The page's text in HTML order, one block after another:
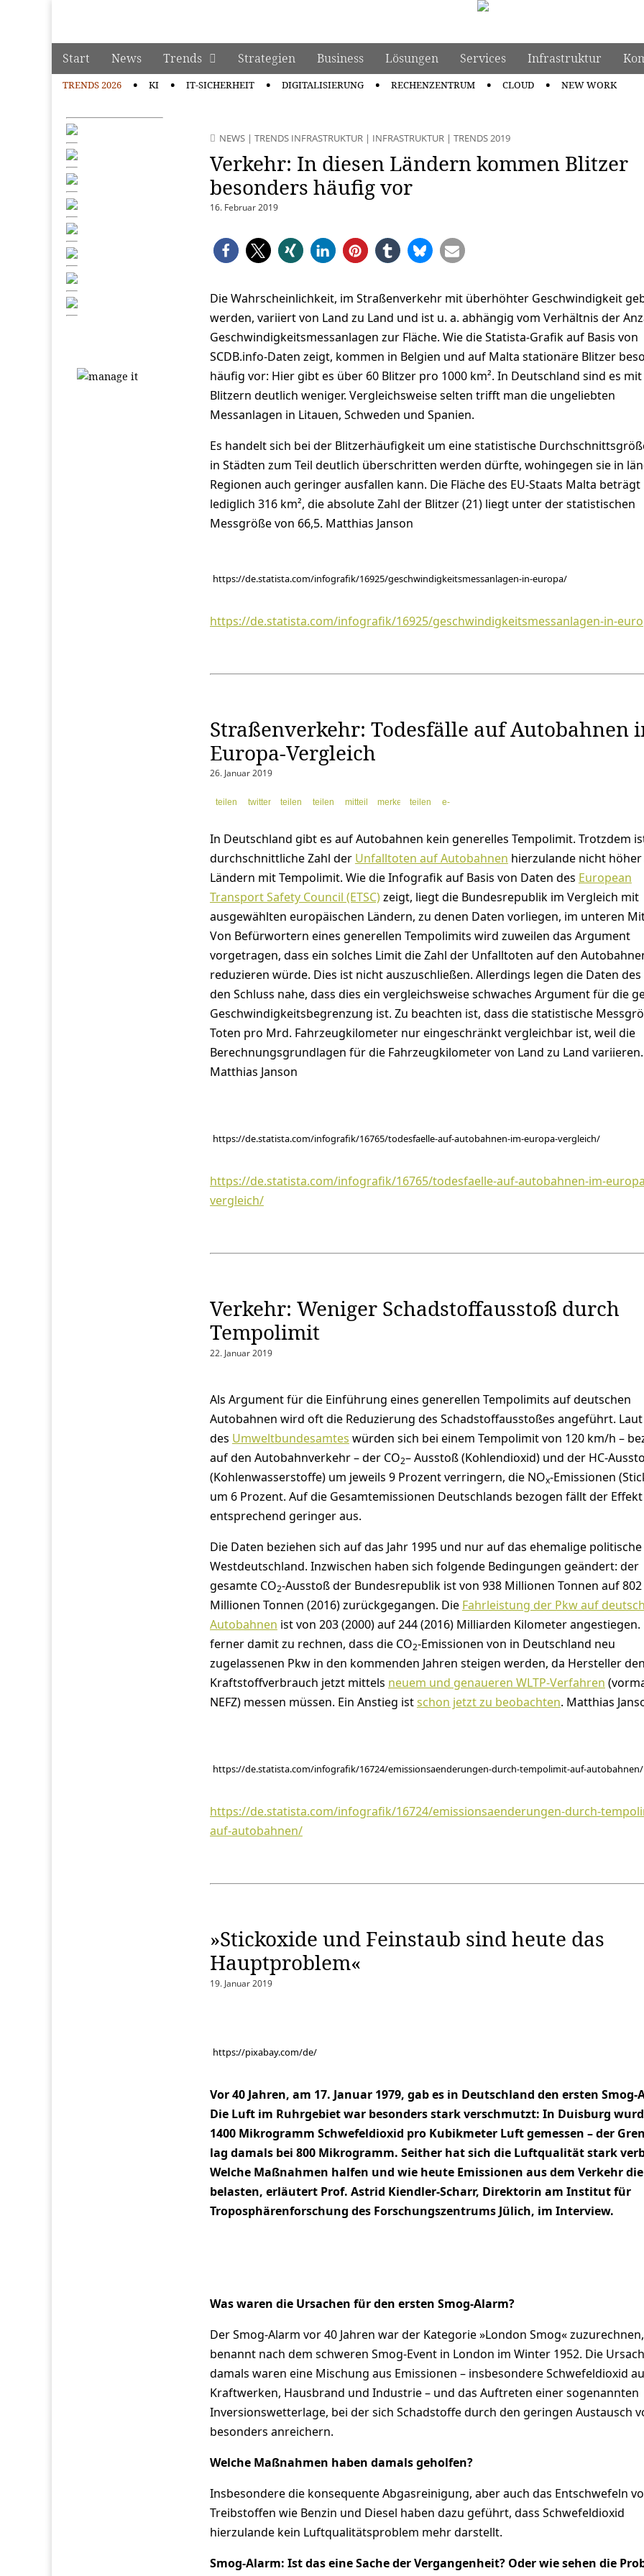
manage it
Main menu
Skip to content
Start News Trends Strategien Business Lösungen Services Infrastruktur
TRENDS 2026 KI IT-SICHERHEIT DIGITALISIERUNG RECHENZENTRUM CLOUD NEW WORK
NEWS| TRENDS INFRASTRUKTUR| INFRASTRUKTUR| TRENDS 2019
Verkehr: In diesen Ländern kommen Blitzer
besonders häufig vor
16. Februar 2019
Die Wahrscheinlichkeit, im Straßenverkehr mit überhöhter Geschwindigkeit
werden, variiert von Land zu Land und ist u. a. abhängig vom Verhältnis der
Geschwindigkeitsmessanlagen zur Fläche. Wie die Statista-Grafik auf Basis von
SCDB.info-Daten zeigt, kommen in Belgien und auf Malta stationäre Blitzer
häufig vor: Hier gibt es über 60 Blitzer pro 1000 km². In Deutschland sind es mit
Blitzern deutlich weniger. Vergleichsweise selten trifft man die ungeliebten
Messanlagen in Litauen, Schweden und Spanien.
Es handelt sich bei der Blitzerhäufigkeit um eine statistische
in Städten zum Teil deutlich überschritten werden dürfte, wohingegen sie in
Regionen auch geringer ausfallen kann. Die Fläche des EU-Staats Malta beträgt
lediglich 316 km², die absolute Zahl der Blitzer (21) liegt unter der statistischen
Messgröße von 66,5. Matthias Janson
https://de.statista.com/infografik/16925/geschwindigkeitsmessanlagen-in-europa/
https://de.statista.com/infografik/16925/geschwindigkeitsmessanlagen-in-
Straßenverkehr: Todesfälle auf Autobahnen
Europa-Vergleich
26. Januar 2019
teilen twittern teilen teilen mitteilenmerken teilen e-
In Deutschland gibt es auf Autobahnen kein generelles Tempolimit. Trotzdem
durchschnittliche Zahl der Unfalltoten auf Autobahnen hierzulande nicht höher
Ländern mit Tempolimit. Wie die Infografik auf Basis von Daten des European
Transport Safety Council (ETSC)zeigt, liegt die Bundesrepublik im Vergleich mit
ausgewählten europäischen Ländern, zu denen Daten vorliegen, im unteren
Von Befürwortern eines generellen Tempolimits wird zuweilen das Argument
vorgetragen, dass ein solches Limit die Zahl der Unfalltoten auf den
reduzieren würde. Dies ist nicht auszuschließen. Allerdings legen die Daten des
den Schluss nahe, dass dies ein vergleichsweise schwaches Argument für die
Geschwindigkeitsbegrenzung ist. Zu beachten ist, dass die statistische
Toten pro Mrd. Fahrzeugkilometer nur eingeschränkt vergleichbar ist, weil die
Berechnungsgrundlagen für die Fahrzeugkilometer von Land zu Land variieren.
Matthias Janson
https://de.statista.com/infografik/16765/todesfaelle-auf-autobahnen-im-europa-vergleich/
https://de.statista.com/infografik/16765/todesfaelle-auf-autobahnen-im-
vergleich/
Verkehr: Weniger Schadstoffausstoß durch
Tempolimit
22. Januar 2019
Als Argument für die Einführung eines generellen Tempolimits auf deutschen
Autobahnen wird oft die Reduzierung des Schadstoffausstoßes angeführt.
des Umweltbundesamtes würden sich bei einem Tempolimit von 120 km/h –
auf den Autobahnverkehr – der CO2– Ausstoß (Kohlendioxid) und der HC-
(Kohlenwasserstoffe) um jeweils 9 Prozent verringern, die NOx-Emissionen
um 6 Prozent. Auf die Gesamtemissionen Deutschlands bezogen fällt der Effekt
entsprechend geringer aus.
Die Daten beziehen sich auf das Jahr 1995 und nur auf das ehemalige politische
Westdeutschland. Inzwischen haben sich folgende Bedingungen geändert: der
gesamte CO2-Ausstoß der Bundesrepublik ist von 938 Millionen Tonnen auf 802
Millionen Tonnen (2016) zurückgegangen. Die Fahrleistung der Pkw auf
Autobahnen ist von 203 (2000) auf 244 (2016) Milliarden Kilometer angestiegen.
ferner damit zu rechnen, dass die CO2-Emissionen von in Deutschland neu
zugelassenen Pkw in den kommenden Jahren steigen werden, da Hersteller den
Kraftstoffverbrauch jetzt mittels neuem und genaueren WLTP-Verfahren
NEFZ) messen müssen. Ein Anstieg istschon jetzt zu beobachten. Matthias
https://de.statista.com/infografik/16724/emissionsaenderungen-durch-tempolimit-auf-autobahnen/
https://de.statista.com/infografik/16724/emissionsaenderungen-durch-
auf-autobahnen/
»Stickoxide und Feinstaub sind heute das
Hauptproblem«
19. Januar 2019
https://pixabay.com/de/
Vor 40 Jahren, am 17. Januar 1979, gab es in Deutschland den ersten Smog-
Die Luft im Ruhrgebiet war besonders stark verschmutzt: In Duisburg
1400 Mikrogramm Schwefeldioxid pro Kubikmeter Luft gemessen – der
lag damals bei 800 Mikrogramm. Seither hat sich die Luftqualität stark
Welche Maßnahmen halfen und wie heute Emissionen aus dem Verkehr
belasten, erläutert Prof. Astrid Kiendler-Scharr, Direktorin am Institut für
Troposphärenforschung des Forschungszentrums Jülich, im Interview.
Was waren die Ursachen für den ersten Smog-Alarm?
Der Smog-Alarm vor 40 Jahren war der Kategorie »London Smog«
benannt nach dem schweren Smog-Event in London im Winter 1952. Die
damals waren eine Mischung aus Emissionen – insbesondere Schwefeldioxid
Kraftwerken, Hausbrand und Industrie – und das Auftreten einer sogenannten
Inversionswetterlage, bei der sich Schadstoffe durch den geringen Austausch
besonders anreichern.
Welche Maßnahmen haben damals geholfen?
Insbesondere die konsequente Abgasreinigung, aber auch das Entschwefeln
Treibstoffen wie Benzin und Diesel haben dazu geführt, dass Schwefeldioxid
hierzulande kein Luftqualitätsproblem mehr darstellt.
Smog-Alarm: Ist das eine Sache der Vergangenheit? Oder wie sehen die